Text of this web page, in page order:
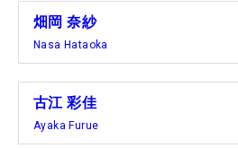
畑岡 奈紗
Nasa Hataoka
古江 彩佳
Ayaka Furue